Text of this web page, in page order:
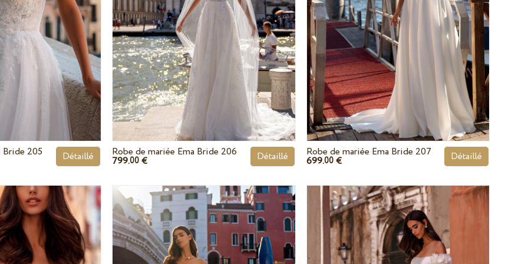
Bride 205 Détaillé Robe de mariée Ema Bride 206
799.00 € Détaillé Robe de mariée Ema Bride 207
699.00€ Détaillé